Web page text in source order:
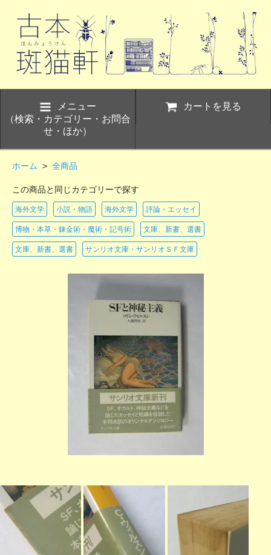
メニュー
（検索・カテゴリー・お問合
せ・ほか）
カートを見る
ホーム > 全商品
この商品と同じカテゴリーで探す
海外文学 小説・物語 海外文学 評論・エッセイ
博物・本草・錬金術・魔術・記号術 文庫、新書、選書
文庫、新書、選書 サンリオ文庫・サンリオＳＦ文庫